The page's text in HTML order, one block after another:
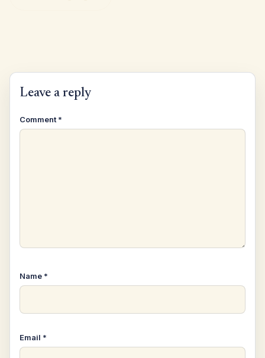
Leave a reply
Comment *
Name *
Email *